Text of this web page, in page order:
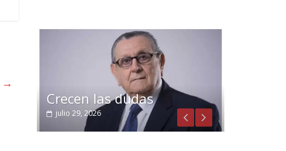
→
Crecen las dudas
julio 29, 2026